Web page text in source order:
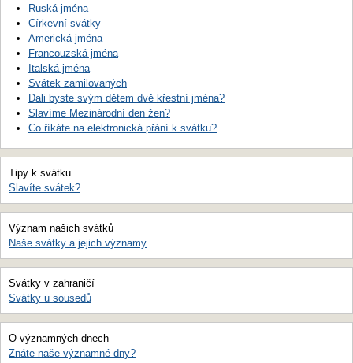
Ruská jména
Církevní svátky
Americká jména
Francouzská jména
Italská jména
Svátek zamilovaných
Dali byste svým dětem dvě křestní jména?
Slavíme Mezinárodní den žen?
Co říkáte na elektronická přání k svátku?
Tipy k svátku
Slavíte svátek?
Význam našich svátků
Naše svátky a jejich významy
Svátky v zahraničí
Svátky u sousedů
O významných dnech
Znáte naše významné dny?